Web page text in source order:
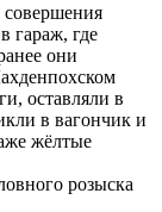
гараж, где
они
оставляли в
в вагончик и
жёлтые
розыска